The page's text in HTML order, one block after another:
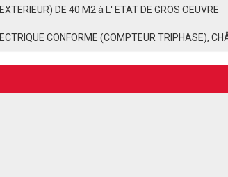
DE 40 M2 à L' ETAT DE GROS OEUVRE
CONFORME (COMPTEUR TRIPHASE),